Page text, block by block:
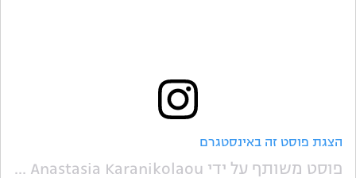
הצגת פוסט זה באינסטגרם
פוסט משותף על ידי ‏‎Anastasia Karanikolaou‎‏ (@‏‎staskaranikolaou‎‏)